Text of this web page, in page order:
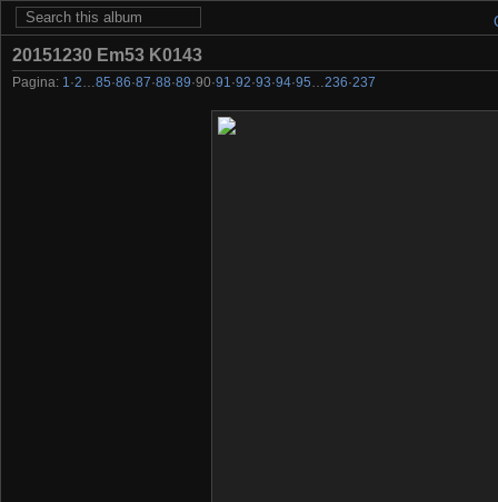
20151230 Em53 K0143
Pagina: 1 ·2 85·86·87·88·89·90·91 ·92·93·94·95 236·237